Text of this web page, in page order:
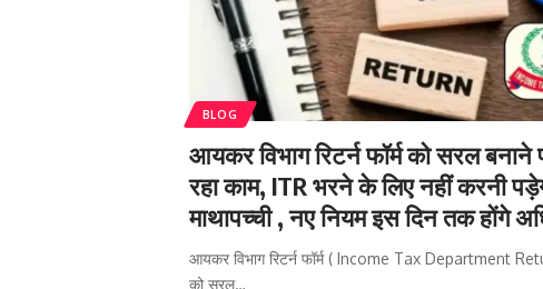
BLOG
आयकर विभाग रिटर्न फॉर्म को सरल
रहा काम, ITR भरने के लिए नहीं करनी
माथापच्ची , नए नियम इस दिन तक होंगे
आयकर विभाग रिटर्न फॉर्म ( Income Tax Department
को सरल…